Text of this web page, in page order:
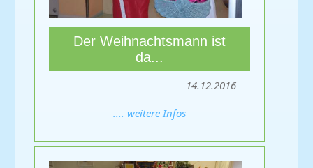
Der Weihnachtsmann ist
da...
14.12.2016
.... weitere Infos